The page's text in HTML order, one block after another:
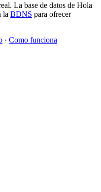
La base de datos de Hola
la BDNS para ofrecer
· Como funciona